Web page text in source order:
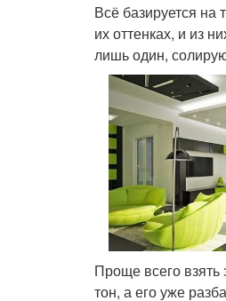
Всё базируется на
их оттенках, и из
лишь один,
Проще всего взять
тон, а его уже